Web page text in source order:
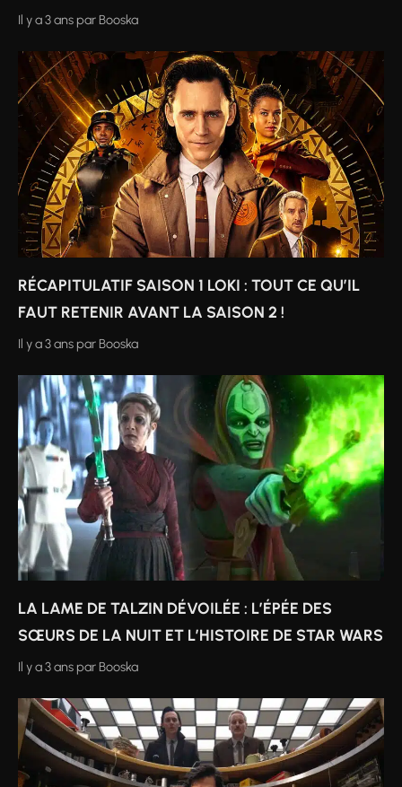
Il y a 3 ans par Booska
RÉCAPITULATIF SAISON 1 LOKI : TOUT CE QU’IL
FAUT RETENIR AVANT LA SAISON 2 !
Il y a 3 ans par Booska
LA LAME DE TALZIN DÉVOILÉE : L’ÉPÉE DES
SŒURS DE LA NUIT ET L’HISTOIRE DE STAR WARS
Il y a 3 ans par Booska